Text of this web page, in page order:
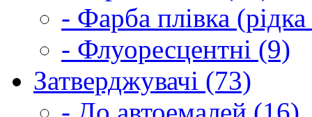
- Фарба плівка
- Флуоресцентні (9)
Затверджувачі (73)